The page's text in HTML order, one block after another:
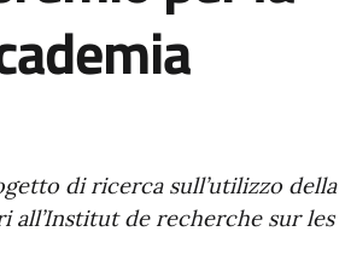
di ricerca sull’utilizzo della
all’Institut de recherche sur les